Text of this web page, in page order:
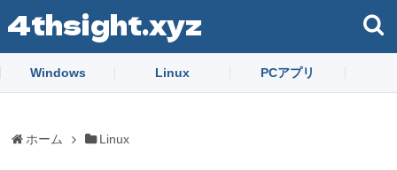
4thsight.xyz
Windows Linux PCアプリ
ホーム Linux